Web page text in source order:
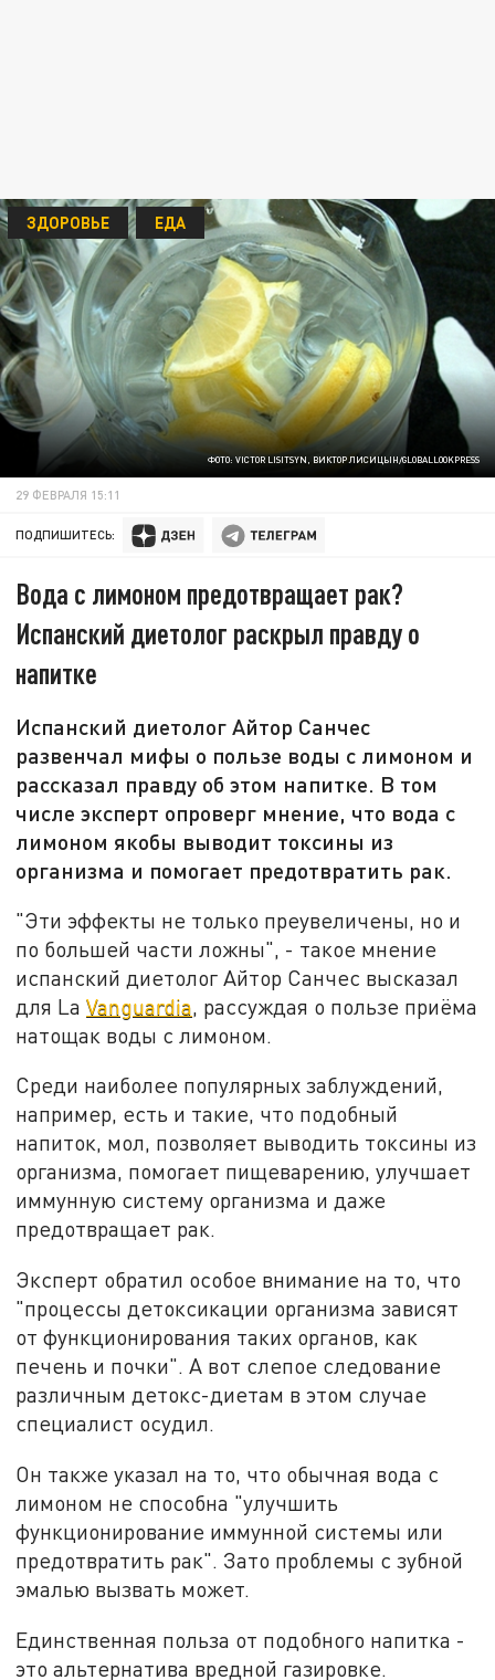
ФОТО: VICTOR LISITSYN, ВИКТОР ЛИСИЦЫН/GLOBALLOOKPRESS
ЗДОРОВЬЕ ЕДА
29 ФЕВРАЛЯ 15:11
ПОДПИШИТЕСЬ:
Вода с лимоном предотвращает рак?
Испанский диетолог раскрыл правду о
напитке
Испанский диетолог Айтор Санчес
развенчал мифы о пользе воды с лимоном и
рассказал правду об этом напитке. В том
числе эксперт опроверг мнение, что вода с
лимоном якобы выводит токсины из
организма и помогает предотвратить рак.
"Эти эффекты не только преувеличены, но и
по большей части ложны", - такое мнение
испанский диетолог Айтор Санчес высказал
для LaVanguardia, рассуждая о пользе приёма
натощак воды с лимоном.
Среди наиболее популярных заблуждений,
например, есть и такие, что подобный
напиток, мол, позволяет выводить токсины из
организма, помогает пищеварению, улучшает
иммунную систему организма и даже
предотвращает рак.
Эксперт обратил особое внимание на то, что
"процессы детоксикации организма зависят
от функционирования таких органов, как
печень и почки". А вот слепое следование
различным детокс-диетам в этом случае
специалист осудил.
Он также указал на то, что обычная вода с
лимоном не способна "улучшить
функционирование иммунной системы или
предотвратить рак". Зато проблемы с зубной
эмалью вызвать может.
Единственная польза от подобного напитка -
это альтернатива вредной газировке.